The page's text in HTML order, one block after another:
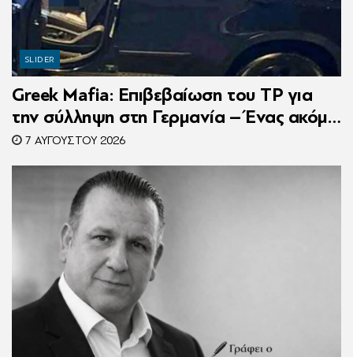
SLIDER
Greek Mafia: Επιβεβαίωση τoυ ΤP για
την σύλληψη στη Γερμανία – Ένας ακόμη
κατηγορούμενος για τον θάνατο του
Ζαμπούνη
7 ΑΥΓΟΎΣΤΟΥ 2026